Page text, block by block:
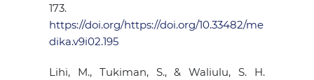
173.
https://doi.org/https://doi.org/10.33482/me
dika.v9i02.195
Lihi, M., Tukiman, S., & Waliulu, S. H.